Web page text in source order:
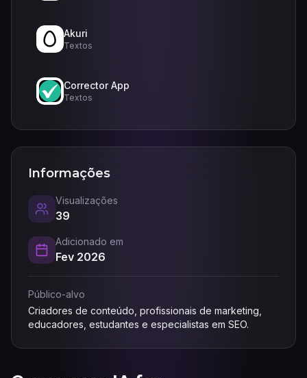
Akuri
Textos
Corrector App
Textos
Informações
Visualizações
39
Adicionado em
Fev 2026
Público-alvo
Criadores de conteúdo, profissionais de marketing,
educadores, estudantes e especialistas em SEO.